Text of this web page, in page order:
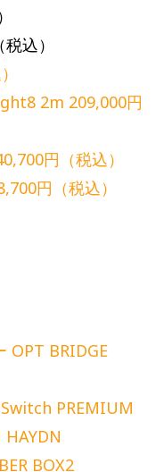
込）
2m 209,000円
円（税込）
円（税込）
OPT BRIDGE
PREMIUM
HAYDN
BOX2